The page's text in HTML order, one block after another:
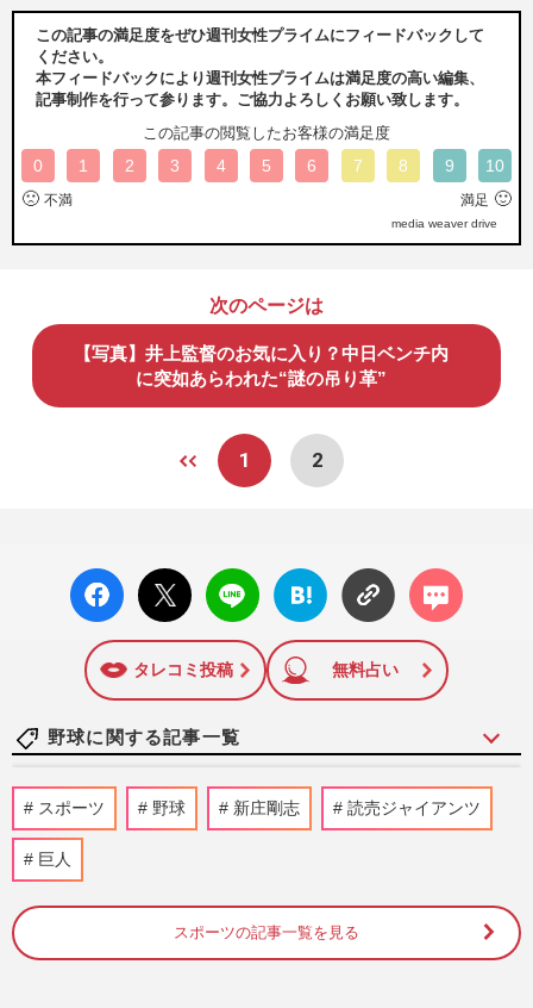
この記事の満足度をぜひ週刊女性プライムにフィードバックして
ください。
本フィードバックにより週刊女性プライムは満足度の高い編集、
記事制作を行って参ります。ご協力よろしくお願い致します。
この記事の閲覧したお客様の満足度
0 1 2 3 4 5 6 7 8 9 10
🙁 不満 満足 🙂
media weaver drive
次のページは
【写真】井上監督のお気に入り？中日ベンチ内
に突如あらわれた“謎の吊り革”
1 2
facebo
ok い
X ポス
ト
LINE
はてな
ブック
に追加
コメン
ト
タレコミ投稿 無料占い
野球に関する記事一覧
《推し球児ランキング》夏の甲子園開幕！
30代以上の女性に聞いた、心に残った高校
高野連、甲子園優勝・沖縄尚学応援団の
『チョンダラー』に禁止令「暴行には甘い
スポーツ 野球 新庄剛志 読売ジャイアンツ
巨人
スポーツの記事一覧を見る